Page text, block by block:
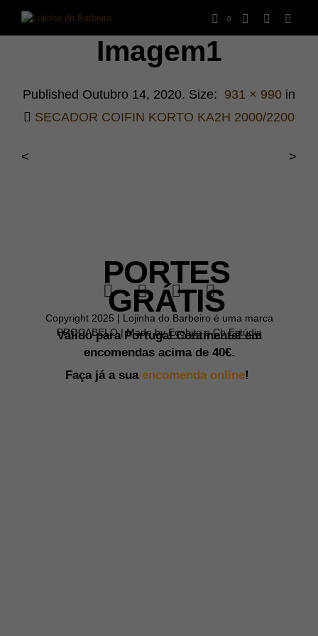
0
Imagem1
Published Outubro 14, 2020. Size: 931 × 990 in
SECADOR COIFIN KORTO KA2H 2000/2200
< >
Copyright 2025 | Lojinha do Barbeiro é uma marca
PROCABELO | Made byEcobiteeCb Estúdio
PORTES
GRÁTIS
Válido para Portugal Continental em
encomendas acima de 40€.
Faça já a sua encomenda online!